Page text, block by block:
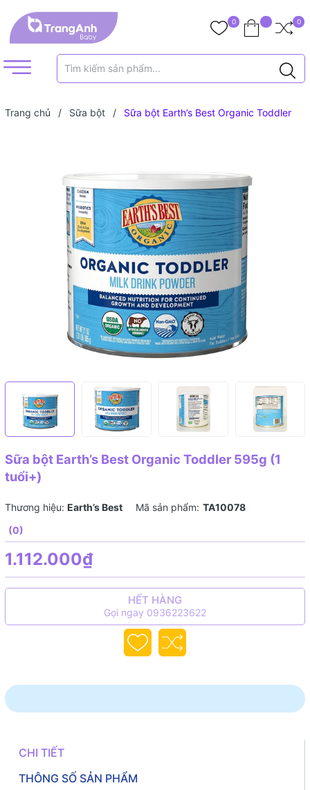
0 0
Trang chủ / Sữa bột /
Sữa bột Earth’s Best Organic Toddler
Sữa bột Earth’s Best Organic Toddler 595g (1
tuổi+)
Thương hiệu: Earth’s Best Mã sản phẩm: TA10078
(0)
1.112.000₫
HẾT HÀNG
Gọi ngay 0936223622
CHI TIẾT
THÔNG SỐ SẢN PHẨM